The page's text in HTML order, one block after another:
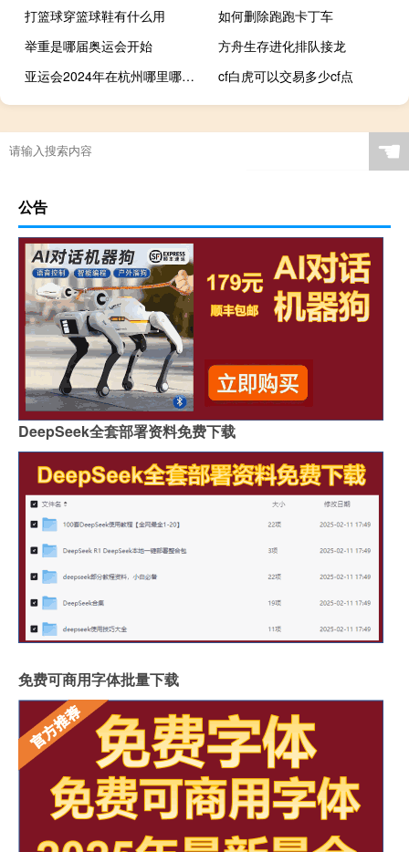
打篮球穿篮球鞋有什么用
如何删除跑跑卡丁车
举重是哪届奥运会开始
方舟生存进化排队接龙
亚运会2024年在杭州哪里哪举行
cf白虎可以交易多少cf点
东京奥运会持续到几月几号
原神香玲怎么玩
贵州奥运冠军有几人
☚
公告
DeepSeek全套部署资料免费下载
免费可商用字体批量下载